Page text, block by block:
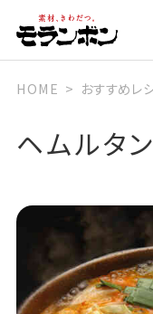
HOME おすすめレ
ヘムルタ